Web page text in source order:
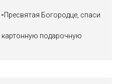
Пресвятая Богородце, спаси
картонную подарочную